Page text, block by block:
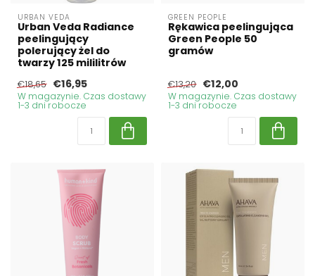
URBAN VEDA
Urban Veda Radiance
peelingujący
polerujący żel do
twarzy 125 mililitrów
€18,65 €16,95
W magazynie. Czas dostawy
1-3 dni robocze
GREEN PEOPLE
Rękawica peelingująca
Green People 50
gramów
€13,20 €12,00
W magazynie. Czas dostawy
1-3 dni robocze